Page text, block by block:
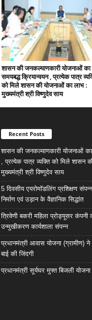
शासन की जनकल्याणकारी योजनाओं
समयबद्ध क्रियान्वयन , प्रत्येक पात्र
को मिले शासन की योजनाओं का लाभ :
मुख्यमंत्री श्री विष्णुदेव साय
Recent Posts
शासन की जनकल्याणकारी योजनाओं
, प्रत्येक पात्र व्यक्ति को मिले शासन
मुख्यमंत्री श्री विष्णुदेव साय
5 दिवसीय एयरोमॉडलिंग प्रशिक्षण
निर्माण एवं उड़ान के वैज्ञानिक सिद्धांत
त्रिवेणी बकरी महिला प्रोड्यूसर कंपनी
उन्मुखीकरण कार्यशाला संपन्न
प्रधानमंत्री आवास योजना (ग्रामीण) ने
बाई की जिंदगी
प्रधानमंत्री सूर्यघर मुफ्त बिजली